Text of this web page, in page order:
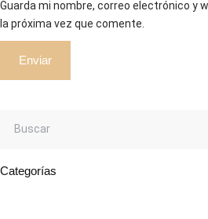
Guarda mi nombre, correo electrónico y
la próxima vez que comente.
Categorías